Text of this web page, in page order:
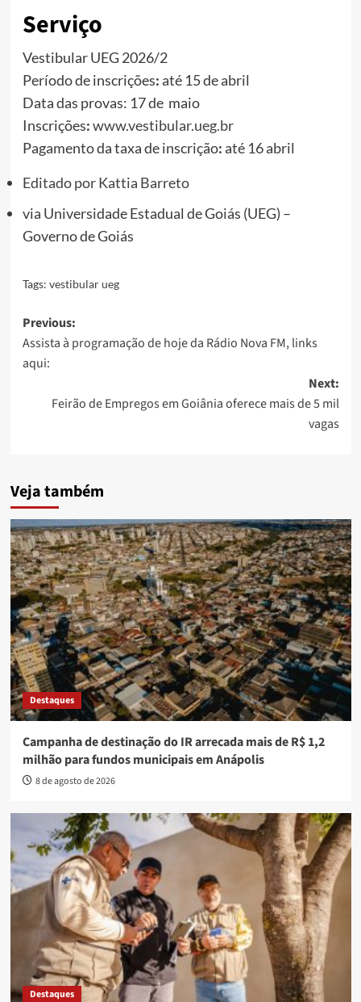
Serviço
Vestibular UEG 2026/2
Período de inscrições:até 15 de abril
Data das provas: 17 de maio
Inscrições:www.vestibular.ueg.br
Pagamento da taxa de inscrição:até 16 abril
Editado porKattia Barreto
via Universidade Estadual de Goiás (UEG) –
Governo de Goiás
Tags: vestibular ueg
Post
navigation
Previous:
Assista à programação de hoje da Rádio Nova FM, links
aqui:
Next:
Feirão de Empregos em Goiânia oferece mais de 5 mil
vagas
Veja também
Destaques
Campanha de destinação do IR arrecada mais de R$ 1,2
milhão para fundos municipais em Anápolis
8 de agosto de 2026
Destaques